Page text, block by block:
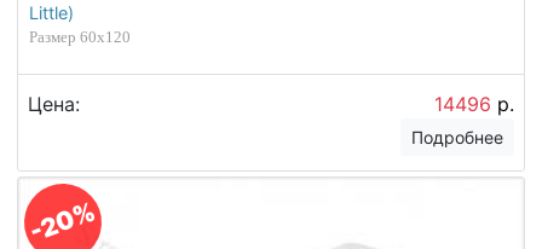
Little)
Размер 60х120
Цена: 14496 р.
Подробнее
-20%